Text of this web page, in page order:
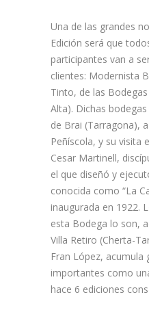
Una de las grandes
Edición será que
participantes van a
clientes: Modernista
Tinto, de las
Alta). Dichas
de Brai (Tarragona),
Peñíscola, y su visita
Cesar Martinell,
el que diseñó y
conocida como “La
inaugurada en 1922.
esta Bodega lo son,
Villa Retiro (Cherta-
Fran López, acumula
importantes como
hace 6 ediciones